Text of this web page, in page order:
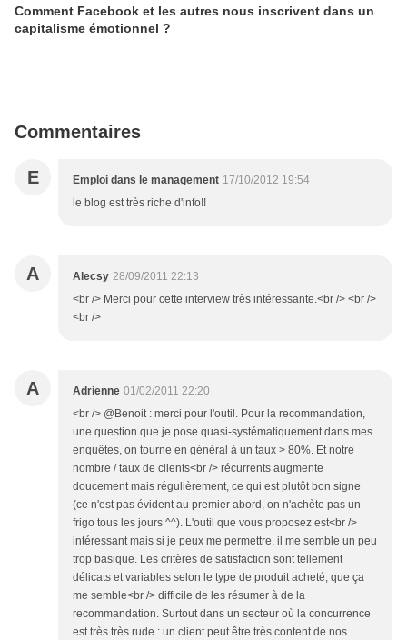
Comment Facebook et les autres nous inscrivent dans un
capitalisme émotionnel ?
Commentaires
E Emploi dans le management 17/10/2012 19:54
le blog est très riche d'info!!
A Alecsy 28/09/2011 22:13
<br /> Merci pour cette interview très intéressante.<br /> <br />
<br />
A Adrienne 01/02/2011 22:20
<br /> @Benoit : merci pour l'outil. Pour la recommandation,
une question que je pose quasi-systématiquement dans mes
enquêtes, on tourne en général à un taux > 80%. Et notre
nombre / taux de clients<br /> récurrents augmente
doucement mais régulièrement, ce qui est plutôt bon signe
(ce n'est pas évident au premier abord, on n'achète pas un
frigo tous les jours ^^). L'outil que vous proposez est<br />
intéressant mais si je peux me permettre, il me semble un peu
trop basique. Les critères de satisfaction sont tellement
délicats et variables selon le type de produit acheté, que ça
me semble<br /> difficile de les résumer à de la
recommandation. Surtout dans un secteur où la concurrence
est très très rude : un client peut être très content de nos